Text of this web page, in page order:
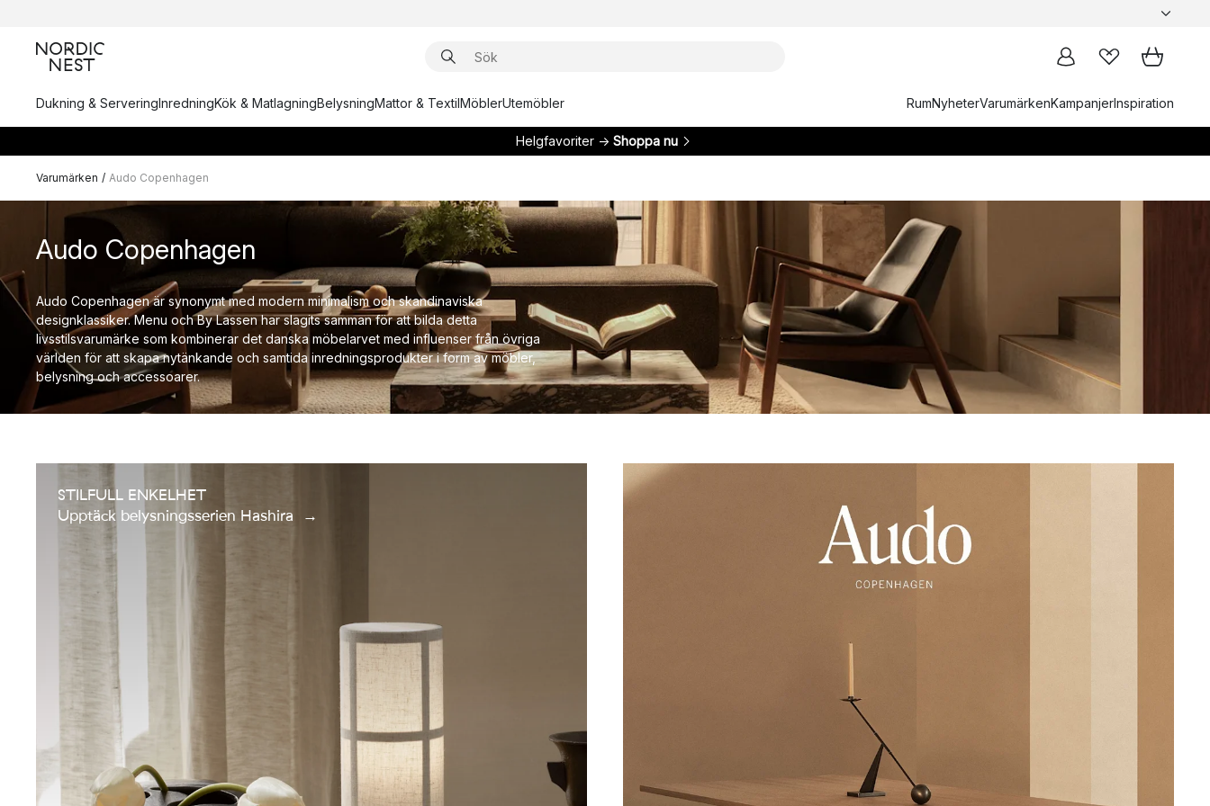
Dukning & ServeringInredningKök & MatlagningBelysningMattor & TextilMöblerUtemöbler RumNyheterVarumärkenKampanjerInspiration
Helgfavoriter → Shoppa nu
Varumärken / Audo Copenhagen
Audo Copenhagen
Audo Copenhagen är synonymt med modern minimalism och skandinaviska
designklassiker. Menu och By Lassen har slagits samman för att bilda detta
livsstilsvarumärke som kombinerar det danska möbelarvet med influenser från övriga
världen för att skapa nytänkande och samtida inredningsprodukter i form av möbler,
belysning och accessoarer.
STILFULL ENKELHET
Upptäck belysningsserien Hashira
→